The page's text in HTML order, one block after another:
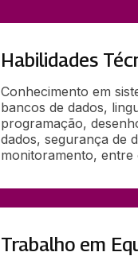
Habilidades
Conhecimento em
bancos de dados,
programação,
dados, segurança de
monitoramento, entre
Trabalho em